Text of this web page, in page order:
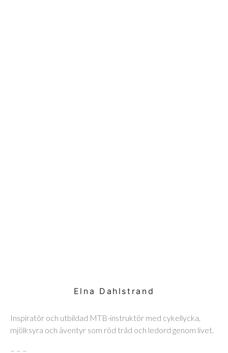
Elna Dahlstrand
Inspiratör och utbildad MTB-instruktör med cykellycka,
mjölksyra och äventyr som röd tråd och ledord genom livet.
– – –